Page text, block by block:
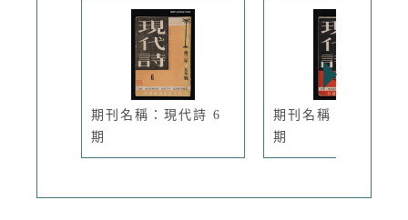
期刊名稱：現代詩 6
期
期刊名稱：現代詩 8
期